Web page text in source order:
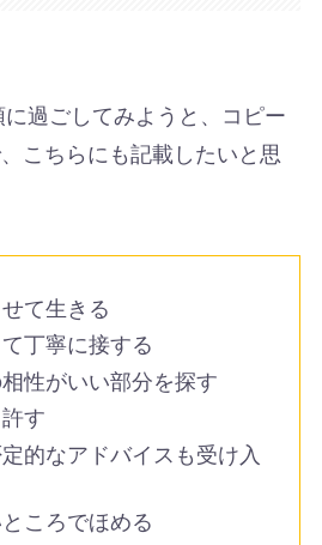
過ごしてみようと、コピー
こちらにも記載したいと思
て生きる
丁寧に接する
性がいい部分を探す
す
的なアドバイスも受け入
ころでほめる